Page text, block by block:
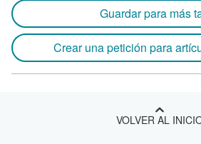
Guardar para más
Crear una petición para
VOLVER AL